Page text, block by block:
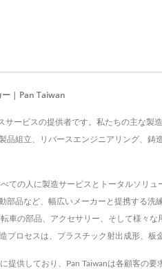
ー | Pan Taiwan
サービスの提供者です。私たちの主な
組立、リバースエンジニアリング、
ての人に製造サービスとトータルソリ
品など、幅広いメーカーと提携する
車の部品、アクセサリー、そして様々
ロセスは、プラスチック射出成形、板
供しており、Pan Taiwanは各顧客の要